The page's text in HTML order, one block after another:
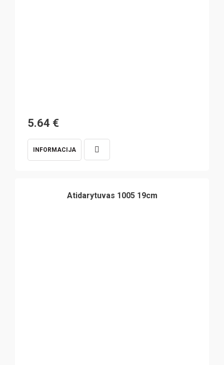
5.64 €
INFORMACIJA
Atidarytuvas 1005 19cm